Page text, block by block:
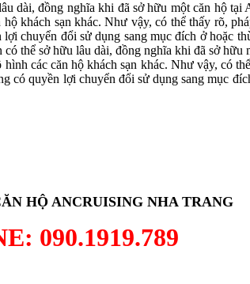
dài, đồng nghĩa khi đã sở hữu một căn hộ
khách sạn khác. Như vậy, có thể thấy rõ,
chuyển đổi sử dụng sang mục đích ở hoặc
thể sở hữu lâu dài, đồng nghĩa khi đã sở
các căn hộ khách sạn khác. Như vậy, có
quyền lợi chuyển đổi sử dụng sang mục
HỘ ANCRUISING NHA TRANG
090.1919.789